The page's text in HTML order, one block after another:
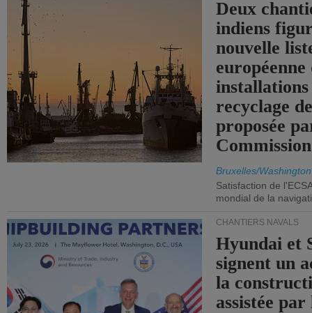
Deux
indiens
nouvelle
européenne
installations
recyclage
proposée
Bruxelles/Washington
Satisfaction de
mondial de la
CHANTIERS NAVALS
Hyundai et
signent un
la
assistée